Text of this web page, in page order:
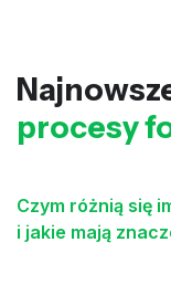
procesy
Czym różnią się
i jakie mają